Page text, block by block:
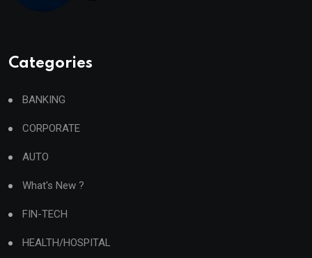
Categories
BANKING
CORPORATE
AUTO
What's New ?
FIN-TECH
HEALTH/HOSPITAL